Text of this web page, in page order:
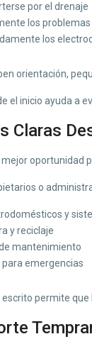
por el drenaje
los
los
orientación,
el inicio ayuda a
Claras
oportunidad
o
y
y reciclaje
mantenimiento
emergencias
permite